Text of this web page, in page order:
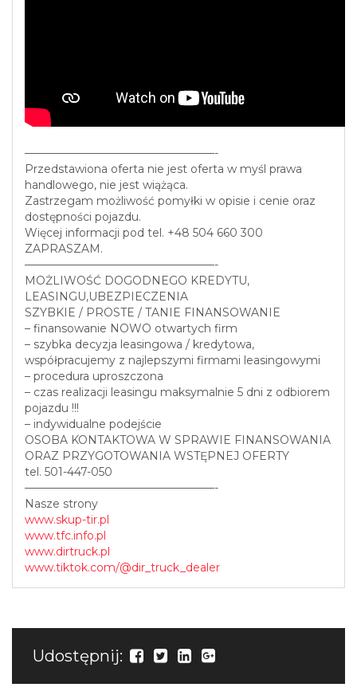
—————————————————-
Przedstawiona oferta nie jest oferta w myśl prawa
handlowego, nie jest wiążąca.
Zastrzegam możliwość pomyłki w opisie i cenie oraz
dostępności pojazdu.
Więcej informacji pod tel. +48 504 660 300
ZAPRASZAM.
—————————————————-
MOŻLIWOŚĆ DOGODNEGO KREDYTU,
LEASINGU,UBEZPIECZENIA
SZYBKIE / PROSTE / TANIE FINANSOWANIE
– finansowanie NOWO otwartych firm
– szybka decyzja leasingowa / kredytowa,
współpracujemy z najlepszymi firmami leasingowymi
– procedura uproszczona
– czas realizacji leasingu maksymalnie 5 dni z odbiorem
pojazdu !!!
– indywidualne podejście
OSOBA KONTAKTOWA W SPRAWIE FINANSOWANIA
ORAZ PRZYGOTOWANIA WSTĘPNEJ OFERTY
tel. 501-447-050
—————————————————-
Nasze strony
www.skup-tir.pl
www.tfc.info.pl
www.dirtruck.pl
www.tiktok.com/@dir_truck_dealer
Udostępnij: